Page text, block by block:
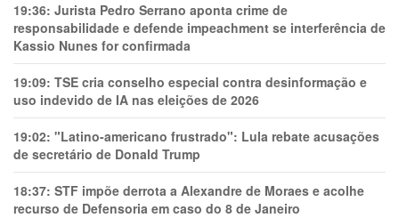
19:36: Jurista Pedro Serrano aponta crime de
responsabilidade e defende impeachment se interferência de
Kassio Nunes for confirmada
19:09: TSE cria conselho especial contra desinformação e
uso indevido de IA nas eleições de 2026
19:02: "Latino-americano frustrado": Lula rebate acusações
de secretário de Donald Trump
18:37: STF impõe derrota a Alexandre de Moraes e acolhe
recurso de Defensoria em caso do 8 de Janeiro